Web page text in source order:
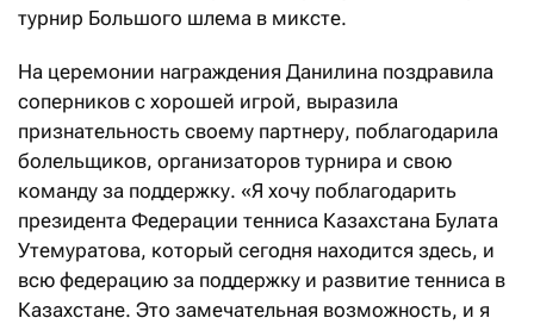
турнир Большого шлема в миксте.
На церемонии награждения Данилина поздравила
соперников с хорошей игрой, выразила
признательность своему партнеру, поблагодарила
болельщиков, организаторов турнира и свою
команду за поддержку. «Я хочу поблагодарить
президента Федерации тенниса Казахстана Булата
Утемуратова, который сегодня находится здесь, и
всю федерацию за поддержку и развитие тенниса в
Казахстане. Это замечательная возможность, и я